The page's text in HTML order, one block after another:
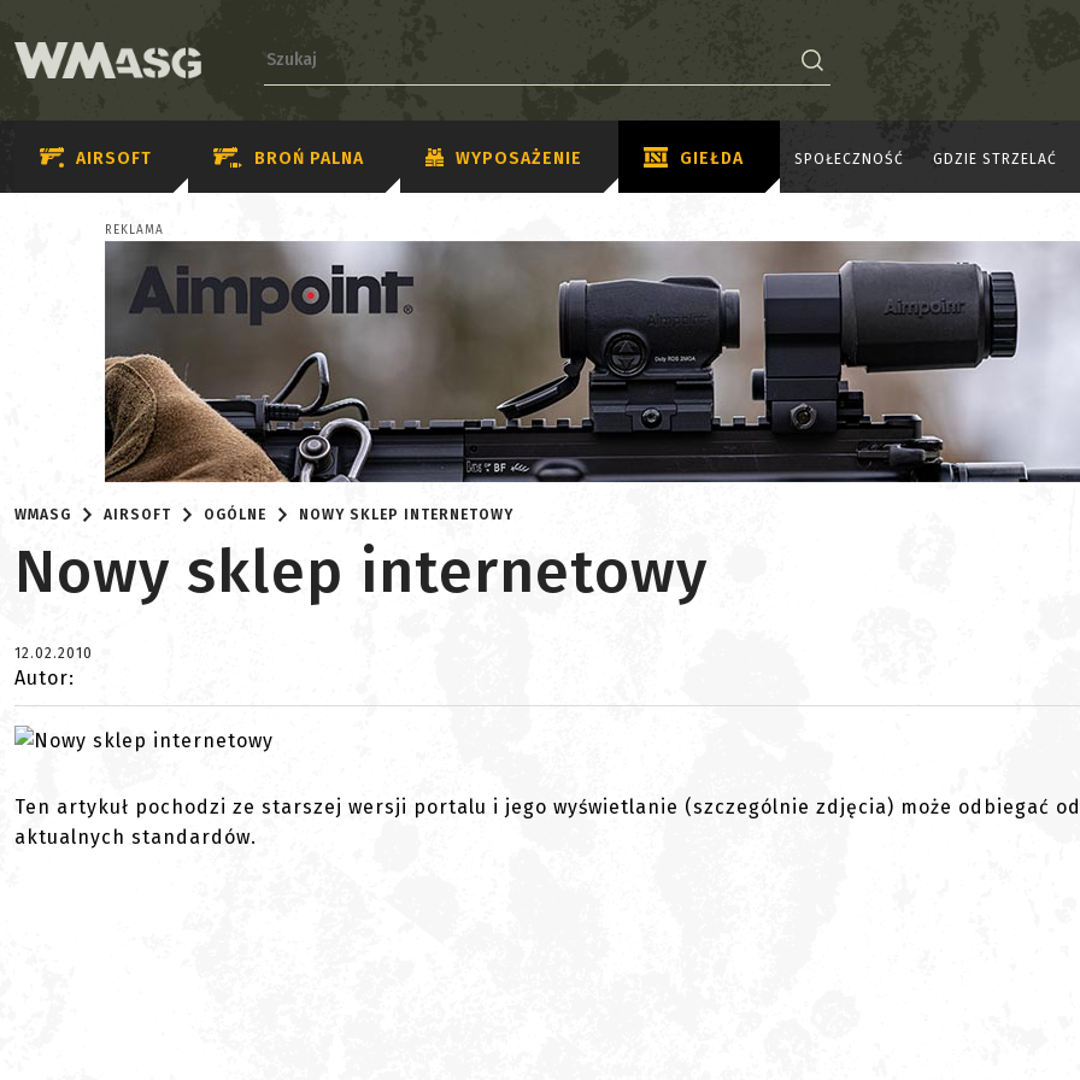
AIRSOFT BROŃ PALNA WYPOSAŻENIE GIEŁDA SPOŁECZNOŚĆ GDZIE STRZELAĆ
REKLAMA
WMASG AIRSOFT OGÓLNE NOWY SKLEP INTERNETOWY
Nowy sklep internetowy
12.02.2010
Autor:
Ten artykuł pochodzi ze starszej wersji portalu i jego wyświetlanie (szczególnie zdjęcia) może odbiegać od
aktualnych standardów.